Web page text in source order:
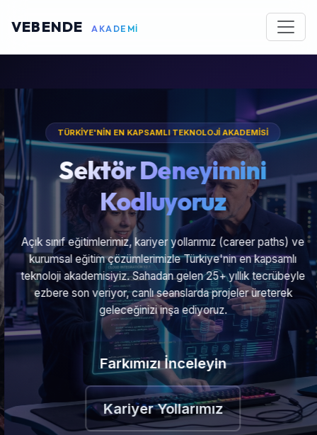
VEBENDE AKADEMİ
TÜRKİYE'NİN EN KAPSAMLI TEKNOLOJİ AKADEMİSİ
Sektör Deneyimini
Kodluyoruz
Açık sınıf eğitimlerimiz, kariyer yollarımız (career paths) ve
kurumsal eğitim çözümlerimizle Türkiye'nin en kapsamlı
teknoloji akademisiyiz. Sahadan gelen 25+ yıllık tecrübeyle
ezbere son veriyor, canlı seanslarda projeler üreterek
geleceğinizi inşa ediyoruz.
Farkımızı İnceleyin
Kariyer Yollarımız